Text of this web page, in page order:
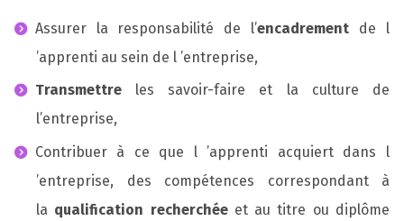
Assurer la responsabilité de l’encadrement de l
’apprenti au sein de l ’entreprise,
Transmettreles savoir-faire et la culture de
l’entreprise,
Contribuer à ce que l ’apprenti acquiert dans l
’entreprise, des compétences correspondant à
la qualification recherchéeet au titre ou diplôme